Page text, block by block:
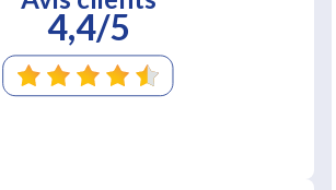
4,4/5